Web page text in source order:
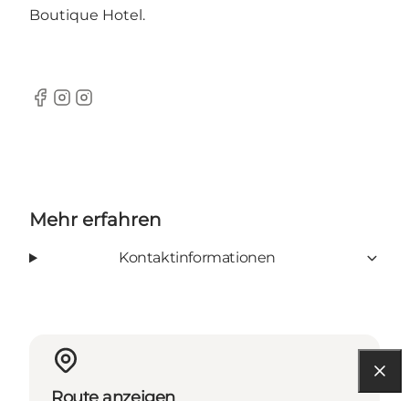
Boutique Hotel.
Facebook
Instagram
Instagram
Mehr erfahren
Kontaktinformationen